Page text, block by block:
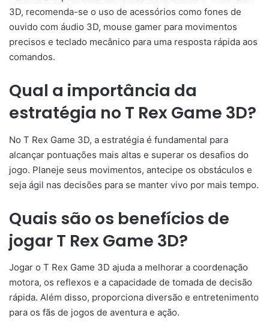
3D, recomenda-se o uso de acessórios como fones de
ouvido com áudio 3D, mouse gamer para movimentos
precisos e teclado mecânico para uma resposta rápida aos
comandos.
Qual a importância da
estratégia no T Rex Game 3D?
No T Rex Game 3D, a estratégia é fundamental para
alcançar pontuações mais altas e superar os desafios do
jogo. Planeje seus movimentos, antecipe os obstáculos e
seja ágil nas decisões para se manter vivo por mais tempo.
Quais são os benefícios de
jogar T Rex Game 3D?
Jogar o T Rex Game 3D ajuda a melhorar a coordenação
motora, os reflexos e a capacidade de tomada de decisão
rápida. Além disso, proporciona diversão e entretenimento
para os fãs de jogos de aventura e ação.